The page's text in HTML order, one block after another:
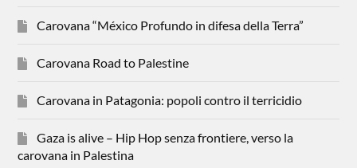
Carovana “México Profundo in difesa della Terra”
Carovana Road to Palestine
Carovana in Patagonia: popoli contro il terricidio
Gaza is alive – Hip Hop senza frontiere, verso la
carovana in Palestina